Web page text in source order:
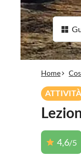
Home
ATTIVITÀ
4,6/5